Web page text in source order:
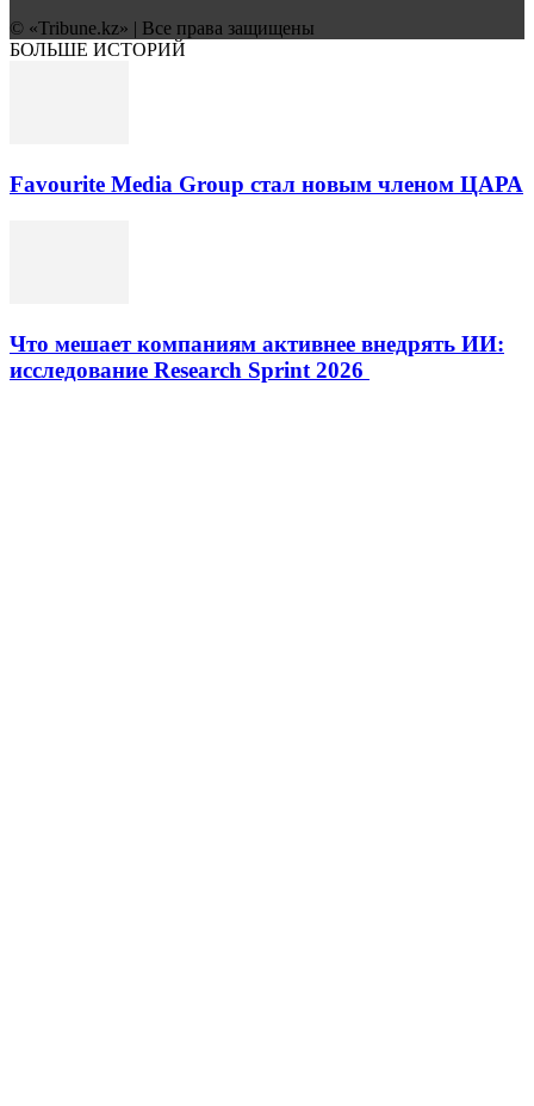
© «Tribune.kz» | Все права защищены
БОЛЬШЕ ИСТОРИЙ
Favourite Media Group стал новым членом ЦАРА
Что мешает компаниям активнее внедрять ИИ:
исследование Research Sprint 2026